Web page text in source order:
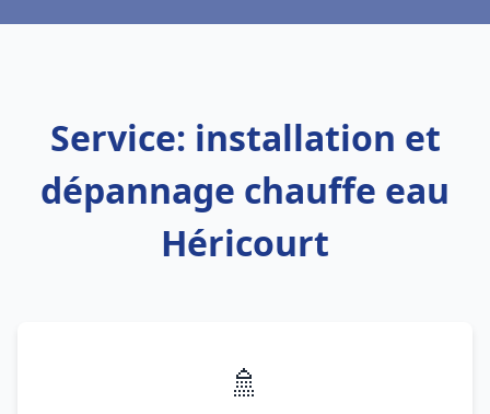
Service: installation et
dépannage chauffe eau
Héricourt
🚿